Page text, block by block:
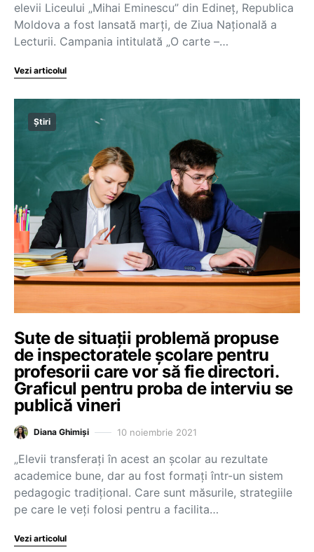
elevii Liceului „Mihai Eminescu” din Edineţ, Republica
Moldova a fost lansată marţi, de Ziua Naţională a
Lecturii. Campania intitulată „O carte –…
Vezi articolul
Știri
Sute de situații problemă propuse
de inspectoratele școlare pentru
profesorii care vor să fie directori.
Graficul pentru proba de interviu se
publică vineri
Diana Ghimiși 10 noiembrie 2021
„Elevii transferați în acest an școlar au rezultate
academice bune, dar au fost formați într-un sistem
pedagogic tradițional. Care sunt măsurile, strategiile
pe care le veți folosi pentru a facilita…
Vezi articolul